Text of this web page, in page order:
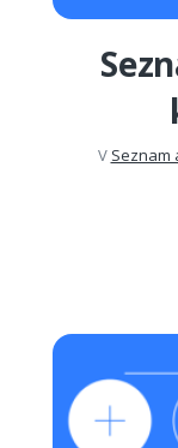
V Seznam